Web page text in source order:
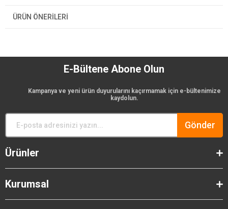
ÜRÜN ÖNERILERI
E-Bültene Abone Olun
Kampanya ve yeni ürün duyurularını kaçırmamak için e-bültenimize
kaydolun.
Gönder
Ürünler
Kurumsal